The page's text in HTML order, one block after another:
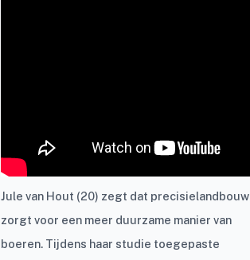
Jule van Hout (20) zegt dat precisielandbouw
zorgt voor een meer duurzame manier van
boeren. Tijdens haar studie toegepaste